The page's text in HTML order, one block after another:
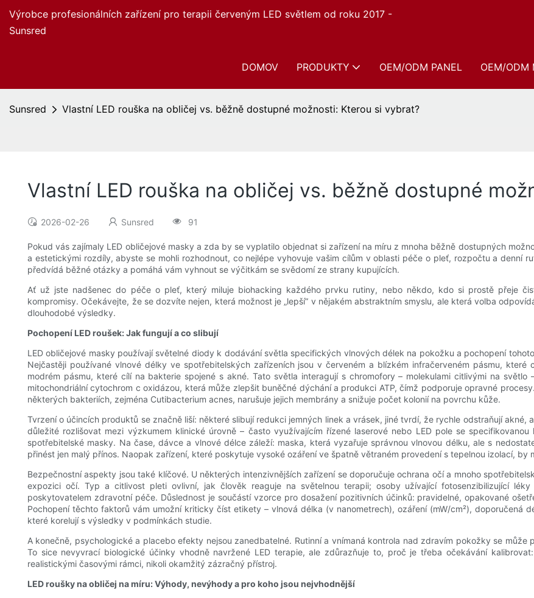
Výrobce profesionálních zařízení pro terapii červeným LED světlem od roku 2017 -
Sunsred
DOMOV PRODUKTY OEM/ODM PANEL OEM/ODM
Sunsred Vlastní LED rouška na obličej vs. běžně dostupné možnosti: Kterou si vybrat?
Vlastní LED rouška na obličej vs. běžně dostupné
2026-02-26 Sunsred 91
Pokud vás zajímaly LED obličejové masky a zda by se vyplatilo objednat si zařízení na míru z mnoha běžně dostupných
a estetickými rozdíly, abyste se mohli rozhodnout, co nejlépe vyhovuje vašim cílům v oblasti péče o pleť, rozpočtu a denní
předvídá běžné otázky a pomáhá vám vyhnout se výčitkám se svědomí ze strany kupujících.
Ať už jste nadšenec do péče o pleť, který miluje biohacking každého prvku rutiny, nebo někdo, kdo si prostě přeje
kompromisy. Očekávejte, že se dozvíte nejen, která možnost je „lepší“ v nějakém abstraktním smyslu, ale která volba
dlouhodobé výsledky.
Pochopení LED roušek: Jak fungují a co slibují
LED obličejové masky používají světelné diody k dodávání světla specifických vlnových délek na pokožku a pochopení
Nejčastěji používané vlnové délky ve spotřebitelských zařízeních jsou v červeném a blízkém infračerveném pásmu,
modrém pásmu, které cílí na bakterie spojené s akné. Tato světla interagují s chromofory – molekulami citlivými na
mitochondriální cytochrom c oxidázou, která může zlepšit buněčné dýchání a produkci ATP, čímž podporuje opravné
některých bakteriích, zejména Cutibacterium acnes, narušuje jejich membrány a snižuje počet kolonií na povrchu kůže.
Tvrzení o účincích produktů se značně liší: některé slibují redukci jemných linek a vrásek, jiné tvrdí, že rychle odstraňují
důležité rozlišovat mezi výzkumem klinické úrovně – často využívajícím řízené laserové nebo LED pole se
spotřebitelské masky. Na čase, dávce a vlnové délce záleží: maska, která vyzařuje správnou vlnovou délku, ale s
přinést jen malý přínos. Naopak zařízení, které poskytuje vysoké ozáření ve špatně větraném provedení s tepelnou izolací,
Bezpečnostní aspekty jsou také klíčové. U některých intenzivnějších zařízení se doporučuje ochrana očí a mnoho
expozici očí. Typ a citlivost pleti ovlivní, jak člověk reaguje na světelnou terapii; osoby užívající fotosenzibilizující
poskytovatelem zdravotní péče. Důslednost je součástí vzorce pro dosažení pozitivních účinků: pravidelné, opakované
Pochopení těchto faktorů vám umožní kriticky číst etikety – vlnová délka (v nanometrech), ozáření (mW/cm²), doporučená
které korelují s výsledky v podmínkách studie.
A konečně, psychologické a placebo efekty nejsou zanedbatelné. Rutinní a vnímaná kontrola nad zdravím pokožky se
To sice nevyvrací biologické účinky vhodně navržené LED terapie, ale zdůrazňuje to, proč je třeba očekávání
realistickými časovými rámci, nikoli okamžitý zázračný přístroj.
LED roušky na obličej na míru: Výhody, nevýhody a pro koho jsou nejvhodnější